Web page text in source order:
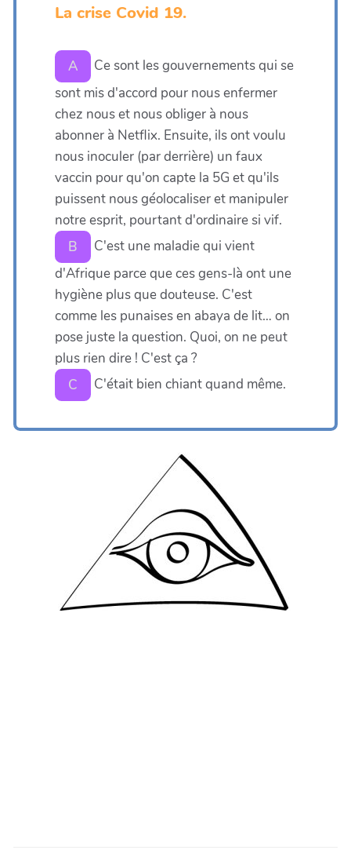
La crise Covid 19.
A
Ce sont les gouvernements qui se
sont mis d'accord pour nous enfermer
chez nous et nous obliger à nous
abonner à Netflix. Ensuite, ils ont voulu
nous inoculer (par derrière) un faux
vaccin pour qu'on capte la 5G et qu'ils
puissent nous géolocaliser et manipuler
notre esprit, pourtant d'ordinaire si vif.
B
C'est une maladie qui vient
d'Afrique parce que ces gens-là ont une
hygiène plus que douteuse. C'est
comme les punaises en abaya de lit… on
pose juste la question. Quoi, on ne peut
plus rien dire ! C'est ça ?
C
C'était bien chiant quand même.